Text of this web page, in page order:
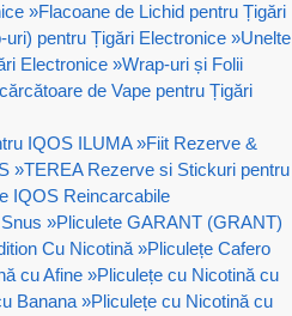
»Flacoane de Lichid pentru Țigări
uri) pentru Țigări Electronice »Unelte
Electronice »Wrap-uri și Folii
de Vape pentru Țigări
IQOS ILUMA »Fiit Rezerve &
»TEREA Rezerve si Stickuri pentru
IQOS Reincarcabile
»Pliculete GARANT (GRANT)
Cu Nicotină »Pliculețe Cafero
cu Afine »Pliculețe cu Nicotină cu
Banana »Pliculețe cu Nicotină cu